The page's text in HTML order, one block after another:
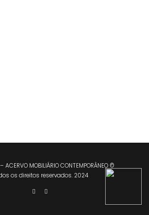
ACERVO MOBILIÁRIO CONTEMPORÂNEO ©
os direitos reservados. 2024